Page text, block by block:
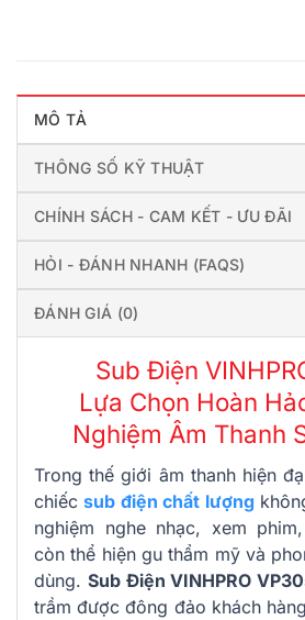
MÔ TẢ
THÔNG SỐ KỸ THUẬT
CHÍNH SÁCH - CAM KẾT - ƯU ĐÃI
HỎI - ĐÁNH NHANH (FAQS)
ĐÁNH GIÁ (0)
Sub Điện
Lựa Chọn Hoàn
Nghiệm Âm Thanh
Trong thế giới âm thanh hiện
chiếcsub điện chất lượng
nghiệm nghe nhạc, xem
còn thể hiện gu thẩm mỹ và
dùng. Sub Điện VINHPRO
trầm được đông đảo khách